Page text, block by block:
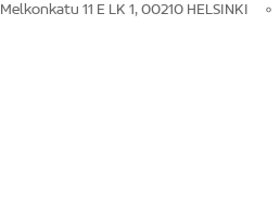
Melkonkatu 11 E LK 1, 00210 HELSINKI